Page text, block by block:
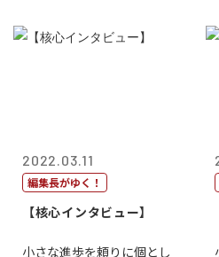
2022.03.11
編集長がゆく！
【核心インタビュー】
小さな進歩を頼りに個とし